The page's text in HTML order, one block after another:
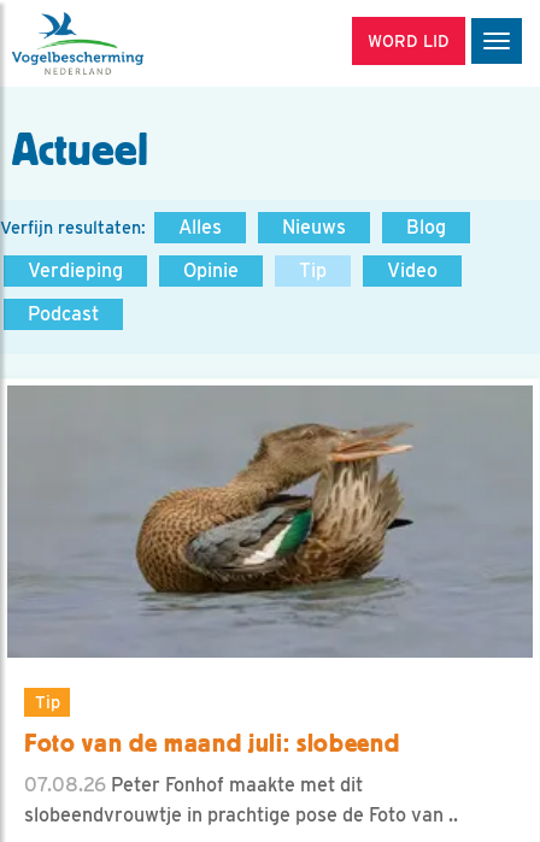
WORD LID
Actueel
Verfijn resultaten: Alles Nieuws
Blog
Verdieping
Opinie Tip
Video
Podcast
Tip
Foto van de maand juli: slobeend
07.08.26 Peter Fonhof maakte met dit
slobeendvrouwtje in prachtige pose de Foto van ..